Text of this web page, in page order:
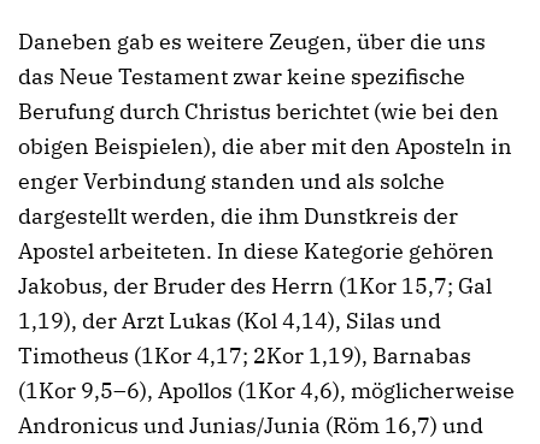
Daneben gab es weitere Zeugen, über die uns
das Neue Testament zwar keine spezifische
Berufung durch Christus berichtet (wie bei den
obigen Beispielen), die aber mit den Aposteln in
enger Verbindung standen und als solche
dargestellt werden, die ihm Dunstkreis der
Apostel arbeiteten. In diese Kategorie gehören
Jakobus, der Bruder des Herrn (1Kor 15,7; Gal
1,19), der Arzt Lukas (Kol 4,14), Silas und
Timotheus (1Kor 4,17; 2Kor 1,19), Barnabas
(1Kor 9,5–6), Apollos (1Kor 4,6), möglicherweise
Andronicus und Junias/Junia (Röm 16,7) und